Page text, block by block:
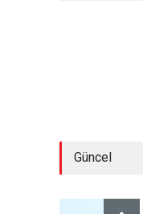
Güncel